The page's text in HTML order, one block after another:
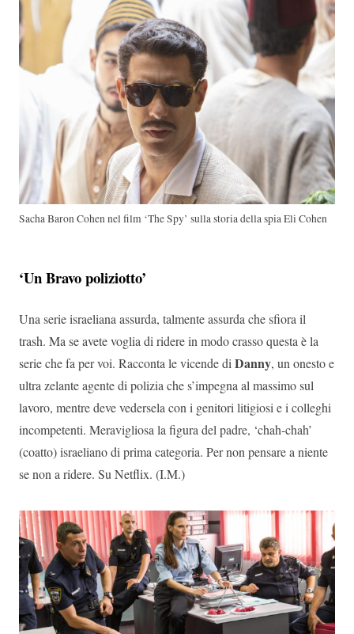
Sacha Baron Cohen nel film ‘The Spy’ sulla storia della spia Eli Cohen
‘Un Bravo poliziotto’
Una serie israeliana assurda, talmente assurda che sfiora il
trash. Ma se avete voglia di ridere in modo crasso questa è la
serie che fa per voi. Racconta le vicende diDanny, un onesto e
ultra zelante agente di polizia che s’impegna al massimo sul
lavoro, mentre deve vedersela con i genitori litigiosi e i colleghi
incompetenti. Meravigliosa la figura del padre, ‘chah-chah’
(coatto) israeliano di prima categoria. Per non pensare a niente
se non a ridere. Su Netflix. (I.M.)